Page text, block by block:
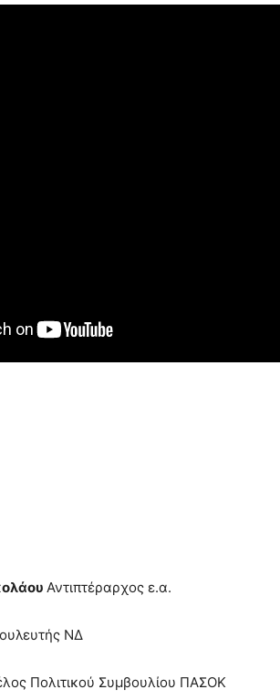
Αντιπτέραρχος ε.α.
ΝΔ
Πολιτικού Συμβουλίου ΠΑΣΟΚ